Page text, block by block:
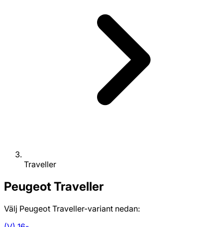
Traveller
PeugeotTraveller
Välj Peugeot Traveller-variant nedan: